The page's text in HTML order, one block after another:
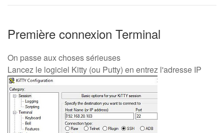
Première connexion Terminal
On passe aux choses sérieuses
Lancez le logiciel Kitty (ou Putty) en entrez l'adresse IP